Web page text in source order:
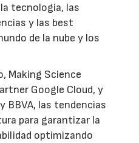
tecnología, las
y las best
de la nube y los
Making Science
Google Cloud, y
BBVA, las tendencias
para garantizar la
optimizando